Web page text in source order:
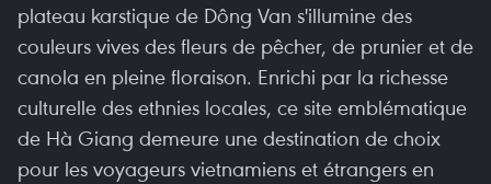
plateau karstique de Dông Van s'illumine des
couleurs vives des fleurs de pêcher, de prunier et de
canola en pleine floraison. Enrichi par la richesse
culturelle des ethnies locales, ce site emblématique
de Hà Giang demeure une destination de choix
pour les voyageurs vietnamiens et étrangers en